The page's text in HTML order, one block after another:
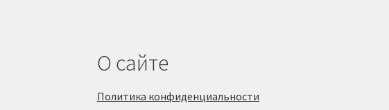
О сайте
Политика конфиденциальности